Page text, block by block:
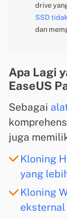
drive
SSD
dan
Apa Lagi
EaseUS
Sebagai
juga
Kloning
yang
Kloning
eksternal